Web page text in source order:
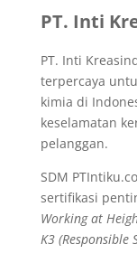
PT. Inti
PT. Inti
terpercaya
kimia di
keselamatan
pelanggan.
SDM
sertifikasi
Working at
K3 (Responsible